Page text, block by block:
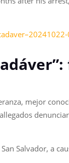
mejor
Salvador, a